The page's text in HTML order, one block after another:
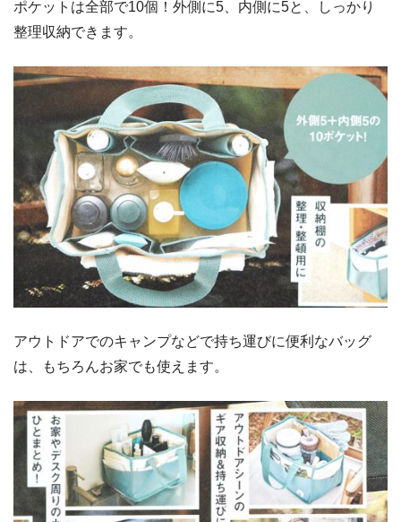
ポケットは全部で10個！外側に5、内側に5と、しっかり
整理収納できます。
アウトドアでのキャンプなどで持ち運びに便利なバッグ
は、もちろんお家でも使えます。